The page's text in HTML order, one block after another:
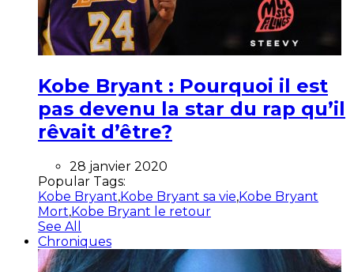
Kobe Bryant : Pourquoi il est
pas devenu la star du rap qu’il
rêvait d’être?
28 janvier 2020
Popular Tags:
Kobe Bryant,Kobe Bryant sa vie,Kobe Bryant
Mort,Kobe Bryant le retour
See All
Chroniques